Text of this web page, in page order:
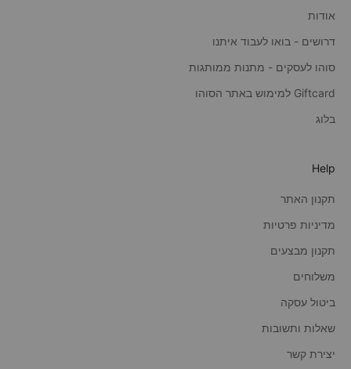
אודות
דרושים - בואו לעבוד איתנו
סוהו לעסקים - מתנות ממותגות
Giftcard למימוש באתר הסוהו
בלוג
Help
תקנון האתר
מדיניות פרטיות
תקנון מבצעים
משלוחים
ביטול עסקה
שאלות ותשובות
יצירת קשר